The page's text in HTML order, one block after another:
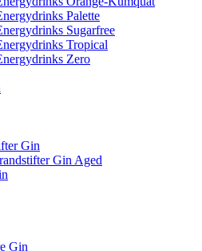
Palette
Sugarfree
Tropical
Zero
Gin
Gin Aged
Gin